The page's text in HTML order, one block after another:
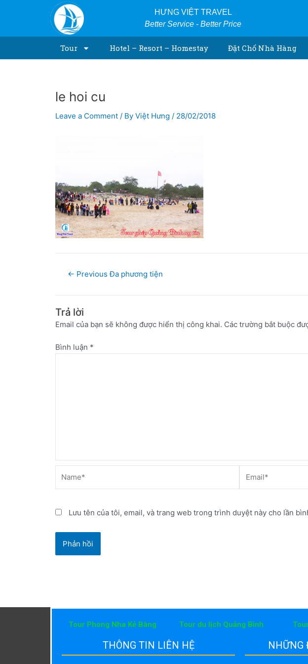
HƯNG VIỆT TRAVEL
Better Service - Better Price
Tour Hotel – Resort – Homestay Đặt Chổ Nhà Hàng
le hoi cu
Leave a Comment / By Việt Hưng / 28/02/2018
Post
navigation
← Previous Đa phương tiện
Trả lời
Email của bạn sẽ không được hiển thị công khai. Các trường bắt buộc
Bình luận *
Lưu tên của tôi, email, và trang web trong trình duyệt này cho lần
Tour Phong Nha Kẻ Bàng Tour du lịch Quảng Bình
THÔNG TIN LIÊN HỆ NHỮNG